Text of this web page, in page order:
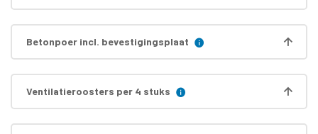
Betonpoer incl. bevestigingsplaat
Ventilatieroosters per 4 stuks